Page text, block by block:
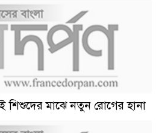
শিশুদের মাঝে নতুন রোগের হানা